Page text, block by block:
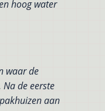
hoog water
waar de
de eerste
aan